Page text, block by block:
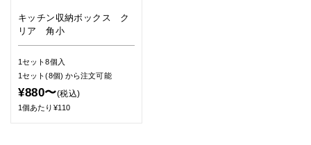
キッチン収納ボックス ク
リア 角小
1セット8個入
1セット(8個) から注文可能
¥880〜(税込)
1個あたり¥110